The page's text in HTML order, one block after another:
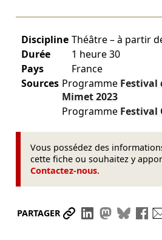
Discipline Théâtre – à partir
Durée
1 heure 30
Pays
France
Sources Programme Festival
Mimet2023
Programme Festival
Vous possédez des
cette fiche ou souhaitez y
Contactez-nous.
PARTAGER Partager le lien
Partager sur
Partager